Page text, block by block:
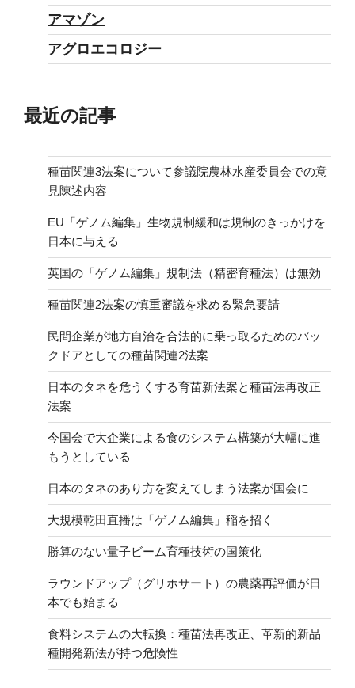
アマゾン
アグロエコロジー
最近の記事
種苗関連3法案について参議院農林水産委員会での意
見陳述内容
EU「ゲノム編集」生物規制緩和は規制のきっかけを
日本に与える
英国の「ゲノム編集」規制法（精密育種法）は無効
種苗関連2法案の慎重審議を求める緊急要請
民間企業が地方自治を合法的に乗っ取るためのバッ
クドアとしての種苗関連2法案
日本のタネを危うくする育苗新法案と種苗法再改正
法案
今国会で大企業による食のシステム構築が大幅に進
もうとしている
日本のタネのあり方を変えてしまう法案が国会に
大規模乾田直播は「ゲノム編集」稲を招く
勝算のない量子ビーム育種技術の国策化
ラウンドアップ（グリホサート）の農薬再評価が日
本でも始まる
食料システムの大転換：種苗法再改正、革新的新品
種開発新法が持つ危険性